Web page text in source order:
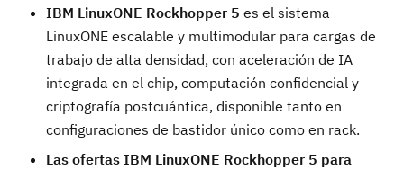
IBM LinuxONE Rockhopper 5 es el sistema
LinuxONE escalable y multimodular para cargas de
trabajo de alta densidad, con aceleración de IA
integrada en el chip, computación confidencial y
criptografía postcuántica, disponible tanto en
configuraciones de bastidor único como en rack.
Las ofertas IBM LinuxONE Rockhopper 5 para